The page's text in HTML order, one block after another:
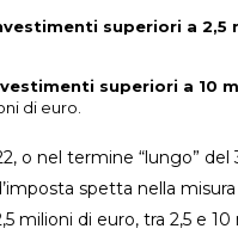
superiori a 2,5
superiori a 10
di euro.
o nel termine “lungo”
spetta nella
di euro, tra 2,5 e 10